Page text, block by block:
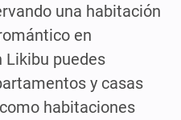
una habitación
en
Likibu puedes
y casas
habitaciones